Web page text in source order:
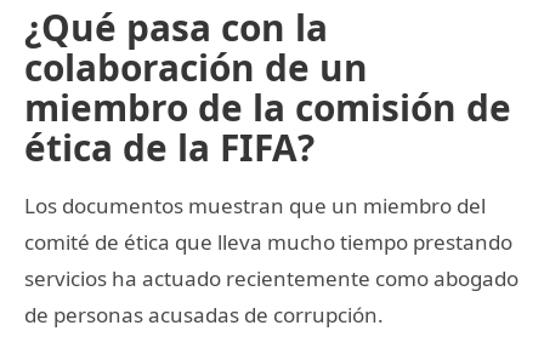
¿Qué pasa con la
colaboración de un
miembro de la comisión de
ética de la FIFA?
Los documentos muestran que un miembro del
comité de ética que lleva mucho tiempo prestando
servicios ha actuado recientemente como abogado
de personas acusadas de corrupción.